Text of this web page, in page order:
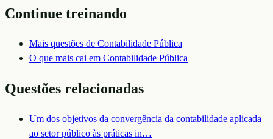
Continue treinando
Mais questões de Contabilidade Pública
O que mais cai em Contabilidade Pública
Questões relacionadas
Um dos objetivos da convergência da contabilidade aplicada
ao setor público às práticas in…